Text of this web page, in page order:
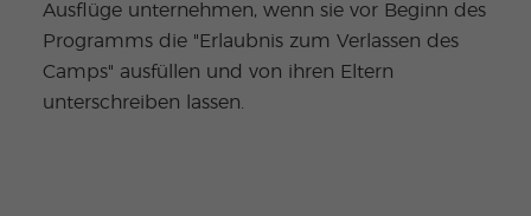
Ausflüge unternehmen, wenn sie vor Beginn des
Programms die "Erlaubnis zum Verlassen des
Camps" ausfüllen und von ihren Eltern
unterschreiben lassen.